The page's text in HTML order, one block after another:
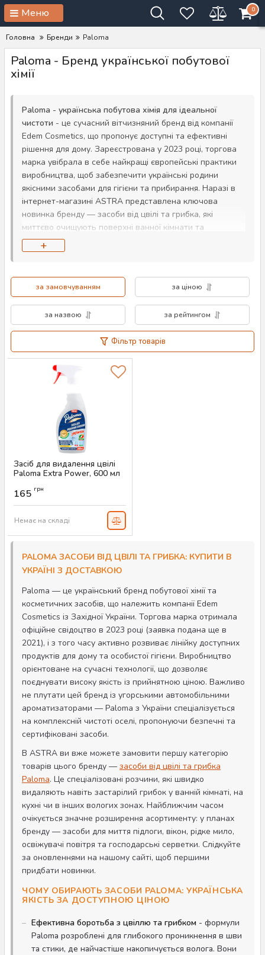
Меню 0
Головна Бренди Paloma
Paloma - Бренд української побутової
хімії
Paloma - українська побутова хімія для ідеальної
чистоти - це сучасний вітчизняний бренд від компанії
Edem Cosmetics, що пропонує доступні та ефективні
рішення для дому. Зареєстрована у 2023 році, торгова
марка увібрала в себе найкращі європейські практики
виробництва, щоб забезпечити українські родини
якісними засобами для гігієни та прибирання. Наразі в
інтернет-магазині ASTRA представлена ключова
новинка бренду — засоби від цвілі та грибка, які
миттєво очищують поверхні ванної кімнати та
запобігають їх повторній появі. Це ваш надійний
український продукт за вигідною ціною з доставкою по
+
за замовчуванням за ціною
за назвою за рейтингом
Фільтр товарів
Засіб для видалення цвілі
Paloma Extra Power, 600 мл
165 грн
Немає на складі
PALOMA ЗАСОБИ ВІД ЦВІЛІ ТА ГРИБКА: КУПИТИ В
УКРАЇНІ З ДОСТАВКОЮ
Paloma — це український бренд побутової хімії та
косметичних засобів, що належить компанії Edem
Cosmetics із Західної України. Торгова марка отримала
офіційне свідоцтво в 2023 році (заявка подана ще в
2021), і з того часу активно розвиває лінійку доступних
продуктів для дому та особистої гігієни. Виробництво
орієнтоване на сучасні технології, що дозволяє
поєднувати високу якість із прийнятною ціною. Важливо
не плутати цей бренд із угорськими автомобільними
ароматизаторами — Paloma з України спеціалізується
на комплексній чистоті оселі, пропонуючи безпечні та
сертифіковані засоби.
В ASTRA ви вже можете замовити першу категорію
товарів цього бренду — засоби від цвілі та грибка
Paloma. Це спеціалізовані розчини, які швидко
видаляють навіть застарілий грибок у ванній кімнаті, на
кухні чи в інших вологих зонах. Найближчим часом
очікується значне розширення асортименту: у планах
бренду — засоби для миття підлоги, вікон, рідке мило,
освіжувачі повітря та господарські серветки. Слідкуйте
за оновленнями на нашому сайті, щоб першими
придбати новинки.
ЧОМУ ОБИРАЮТЬ ЗАСОБИ PALOMA: УКРАЇНСЬКА
ЯКІСТЬ ЗА ДОСТУПНОЮ ЦІНОЮ
Ефективна боротьба з цвіллю та грибком - формули
Paloma розроблені для глибокого проникнення в шви
та стики, де найчастіше накопичується волога. Вони